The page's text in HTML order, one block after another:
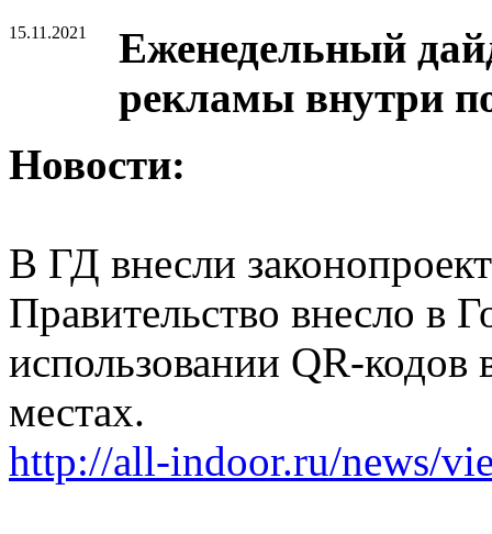
15.11.2021
Еженедельный
рекламы внутри
Новости:
В ГД внесли
Правительство внесло в
использовании QR-
местах.
http://all-indoor.ru/news/